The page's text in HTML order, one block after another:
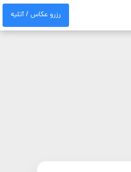
رزرو عکاس / آتلیه